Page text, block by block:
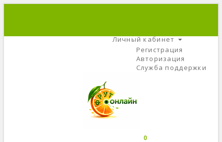
Личный кабинет
Регистрация
Авторизация
Служба поддержки
0